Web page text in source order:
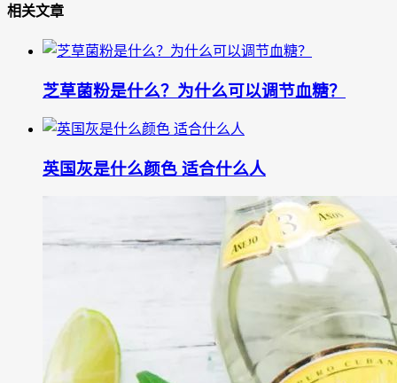
相关文章
芝草菌粉是什么？为什么可以调节血糖？
英国灰是什么颜色 适合什么人